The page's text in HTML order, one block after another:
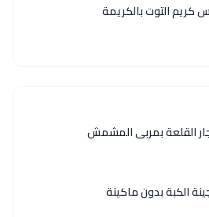
التوت بالكريمة
القلعة بمربى المشمش
الكبة بدون ماكينة